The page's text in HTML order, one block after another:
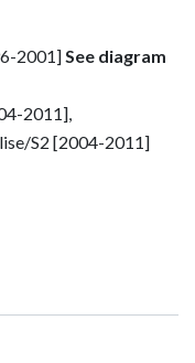
2001]See diagram
2011],
S2 [2004-2011]